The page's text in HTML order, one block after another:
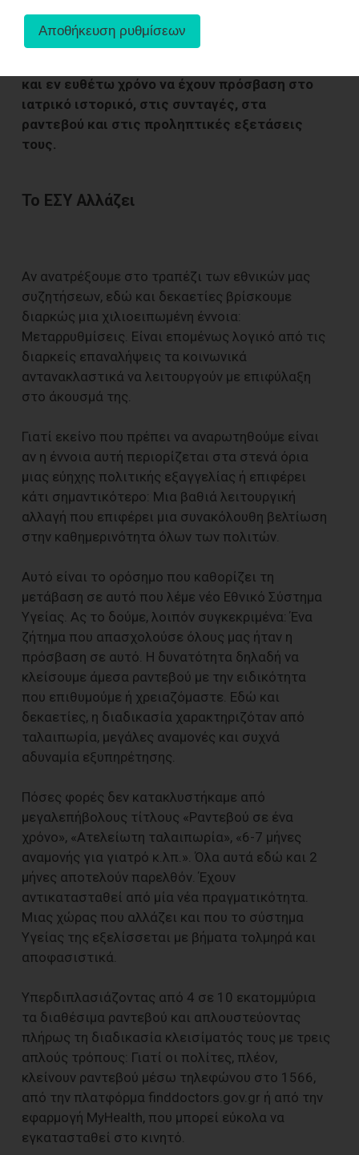
διευκρινίζοντας πως με τον ψηφιακό βοηθό,
δίδεται η δυνατότητα στους πολίτες να
και εν ευθέτω χρόνο να έχουν πρόσβαση στο
ιατρικό ιστορικό, στις συνταγές, στα
ραντεβού και στις προληπτικές εξετάσεις
τους.
Το ΕΣΥ Αλλάζει
Αν ανατρέξουμε στο τραπέζι των εθνικών μας
συζητήσεων, εδώ και δεκαετίες βρίσκουμε
διαρκώς μια χιλιοειπωμένη έννοια:
Μεταρρυθμίσεις. Είναι επομένως λογικό από τις
διαρκείς επαναλήψεις τα κοινωνικά
αντανακλαστικά να λειτουργούν με επιφύλαξη
στο άκουσμά της.
Γιατί εκείνο που πρέπει να αναρωτηθούμε είναι
αν η έννοια αυτή περιορίζεται στα στενά όρια
μιας εύηχης πολιτικής εξαγγελίας ή επιφέρει
κάτι σημαντικότερο: Μια βαθιά λειτουργική
αλλαγή που επιφέρει μια συνακόλουθη βελτίωση
στην καθημερινότητα όλων των πολιτών.
Αυτό είναι το ορόσημο που καθορίζει τη
μετάβαση σε αυτό που λέμε νέο Εθνικό Σύστημα
Υγείας. Ας το δούμε, λοιπόν συγκεκριμένα: Ένα
ζήτημα που απασχολούσε όλους μας ήταν η
πρόσβαση σε αυτό. Η δυνατότητα δηλαδή να
κλείσουμε άμεσα ραντεβού με την ειδικότητα
που επιθυμούμε ή χρειαζόμαστε. Εδώ και
δεκαετίες, η διαδικασία χαρακτηριζόταν από
ταλαιπωρία, μεγάλες αναμονές και συχνά
αδυναμία εξυπηρέτησης.
Πόσες φορές δεν κατακλυστήκαμε από
μεγαλεπήβολους τίτλους «Ραντεβού σε ένα
χρόνο», «Ατελείωτη ταλαιπωρία», «6-7 μήνες
αναμονής για γιατρό κ.λπ.». Όλα αυτά εδώ και 2
μήνες αποτελούν παρελθόν. Έχουν
αντικατασταθεί από μία νέα πραγματικότητα.
Μιας χώρας που αλλάζει και που το σύστημα
Υγείας της εξελίσσεται με βήματα τολμηρά και
αποφασιστικά.
Υπερδιπλασιάζοντας από 4 σε 10 εκατομμύρια
τα διαθέσιμα ραντεβού και απλουστεύοντας
πλήρως τη διαδικασία κλεισίματός τους με τρεις
απλούς τρόπους: Γιατί οι πολίτες, πλέον,
κλείνουν ραντεβού μέσω τηλεφώνου στο 1566,
από την πλατφόρμα finddoctors.gov.gr ή από την
εφαρμογή MyHealth, που μπορεί εύκολα να
εγκατασταθεί στο κινητό.